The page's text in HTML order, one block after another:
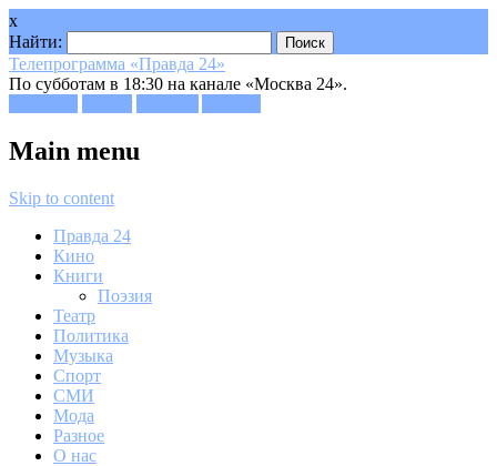
x
Найти:
Телепрограмма «Правда 24»
По субботам в 18:30 на канале «Москва 24».
Main menu
Skip to content
Правда 24
Кино
Книги
Поэзия
Театр
Политика
Музыка
Спорт
СМИ
Мода
Разное
О нас